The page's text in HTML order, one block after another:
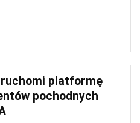
platformę
pochodnych